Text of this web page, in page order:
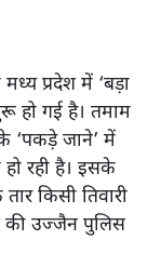
प्रदेश में ‘बड़ा
हो गई है। तमाम
‘पकड़े जाने’ में
रही है। इसके
किसी तिवारी
की उज्जैन पुलिस